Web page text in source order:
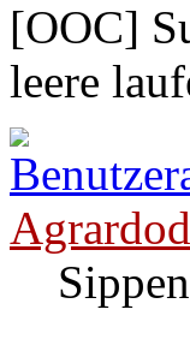
[OOC]
leere
Agrardod